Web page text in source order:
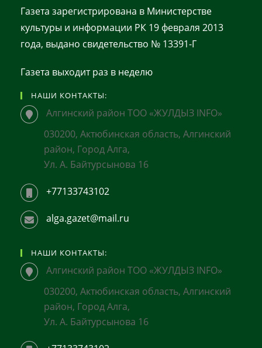
Газета зарегистрирована в Министерстве
культуры и информации РК 19 февраля 2013
года, выдано свидетельство № 13391-Г
Газета выходит раз в неделю
НАШИ КОНТАКТЫ:
Алгинский район ТОО «ЖУЛДЫЗ INFO»
030200, Актюбинская область, Алгинский
район, Город Алга,
Ул. А. Байтурсынова 16
+77133743102
alga.gazet@mail.ru
НАШИ КОНТАКТЫ:
Алгинский район ТОО «ЖУЛДЫЗ INFO»
030200, Актюбинская область, Алгинский
район, Город Алга,
Ул. А. Байтурсынова 16